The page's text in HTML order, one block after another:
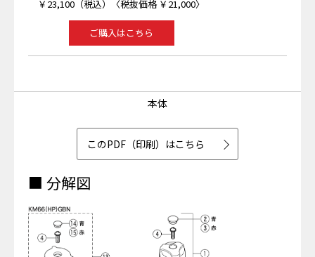
￥23,100（税込）〈税抜価格 ￥21,000〉
ご購入はこちら
本体
このPDF（印刷）はこちら
■ 分解図